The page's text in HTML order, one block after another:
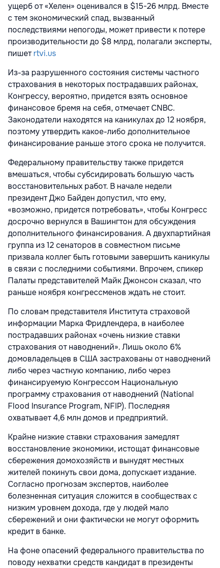
ущерб от «Хелен» оценивался в $15-26 млрд. Вместе
с тем экономический спад, вызванный
последствиями непогоды, может привести к потере
производительности до $8 млрд, полагали эксперты,
пишетrtvi.us
Из-за разрушенного состояния системы частного
страхования в некоторых пострадавших районах,
Конгрессу, вероятно, придется взять основное
финансовое бремя на себя, отмечает CNBC.
Законодатели находятся на каникулах до 12 ноября,
поэтому утвердить какое-либо дополнительное
финансирование раньше этого срока не получится.
Федеральному правительству также придется
вмешаться, чтобы субсидировать большую часть
восстановительных работ. В начале недели
президент Джо Байден допустил, что ему,
«возможно, придется потребовать», чтобы Конгресс
досрочно вернулся в Вашингтон для обсуждения
дополнительного финансирования. А двухпартийная
группа из 12 сенаторов в совместном письме
призвала коллег быть готовыми завершить каникулы
в связи с последними событиями. Впрочем, спикер
Палаты представителей Майк Джонсон сказал, что
раньше ноября конгрессменов ждать не стоит.
По словам представителя Института страховой
информации Марка Фридлендера, в наиболее
пострадавших районах «очень низкие ставки
страхования от наводнений». Лишь около 6%
домовладельцев в США застрахованы от наводнений
либо через частную компанию, либо через
финансируемую Конгрессом Национальную
программу страхования от наводнений (National
Flood Insurance Program, NFIP). Последняя
охватывает 4,6 млн домов и предприятий.
Крайне низкие ставки страхования замедлят
восстановление экономики, истощат финансовые
сбережения домохозяйств и вынудят местных
жителей покинуть свои дома, допускает издание.
Согласно прогнозам экспертов, наиболее
болезненная ситуация сложится в сообществах с
низким уровнем дохода, где у людей мало
сбережений и они фактически не могут оформить
кредит в банке.
На фоне опасений федерального правительства по
поводу нехватки средств кандидат в президенты